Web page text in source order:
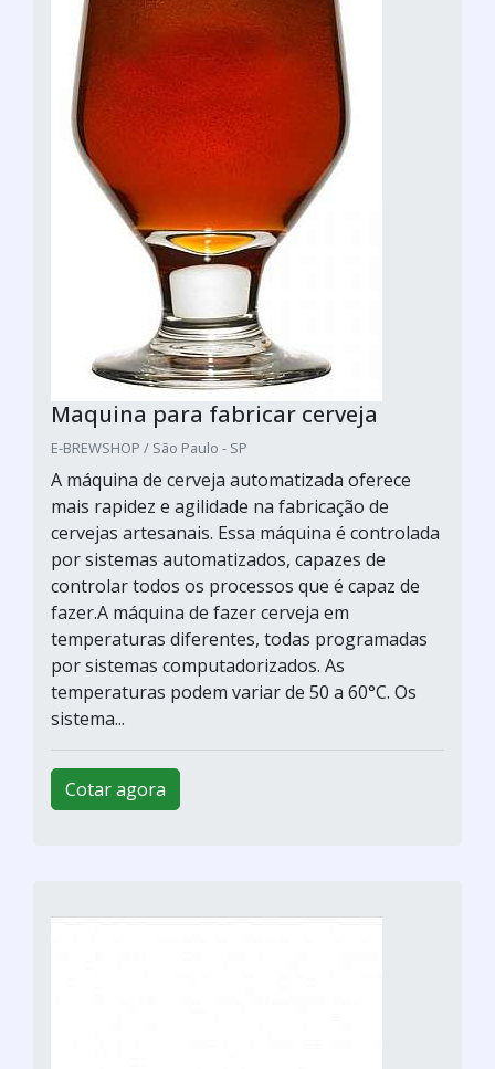
Maquina para fabricar cerveja
E-BREWSHOP / São Paulo - SP
A máquina de cerveja automatizada oferece
mais rapidez e agilidade na fabricação de
cervejas artesanais. Essa máquina é controlada
por sistemas automatizados, capazes de
controlar todos os processos que é capaz de
fazer.A máquina de fazer cerveja em
temperaturas diferentes, todas programadas
por sistemas computadorizados. As
temperaturas podem variar de 50 a 60°C. Os
sistema...
Cotar agora